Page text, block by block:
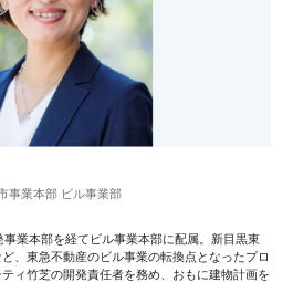
事業本部 ビル事業部
業本部を経てビル事業本部に配属。新目黒東
、東急不動産のビル事業の転換点となったプロ
ィ竹芝の開発責任者を務め、おもに建物計画を